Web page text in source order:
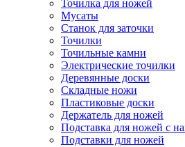
Точилка для ножей
Мусаты
Станок для заточки
Точилки
Точильные камни
Электрические точилки
Деревянные доски
Складные ножи
Пластиковые доски
Держатель для ножей
Подставка для ножей с
Подставки для ножей